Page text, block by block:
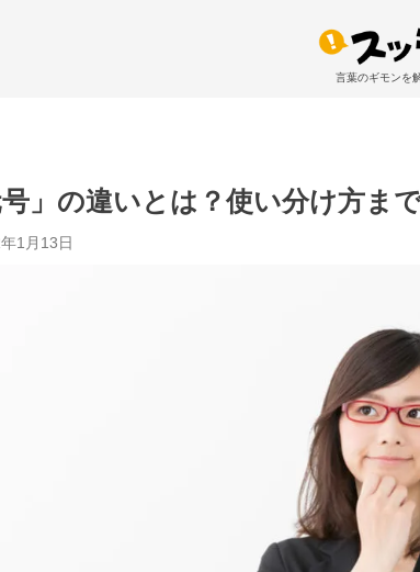
言葉のギモンを
号」の違いとは？使い分け方ま
1月13日